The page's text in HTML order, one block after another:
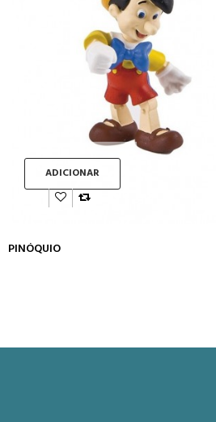
ADICIONAR
PINÓQUIO